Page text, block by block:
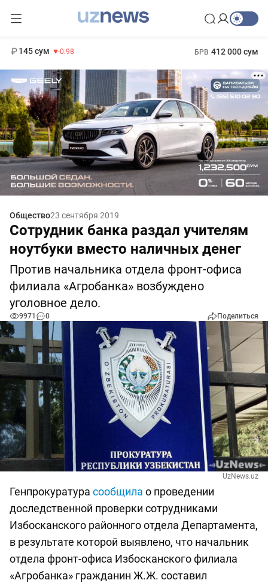
145 сум -0.98 БРВ 412 000 сум
Общество23 сентября 2019
Сотрудник банка раздал учителям
ноутбуки вместо наличных денег
Против начальника отдела фронт-офиса
филиала «Агробанка» возбуждено
уголовное дело.
9971 0 Поделиться
UzNews.uz
Генпрокуратура сообщила о проведении
доследственной проверки сотрудниками
Избосканского районного отдела Департамента,
в результате которой выявлено, что начальник
отдела фронт-офиса Избосканского филиала
«Агробанка» гражданин Ж.Ж. составил